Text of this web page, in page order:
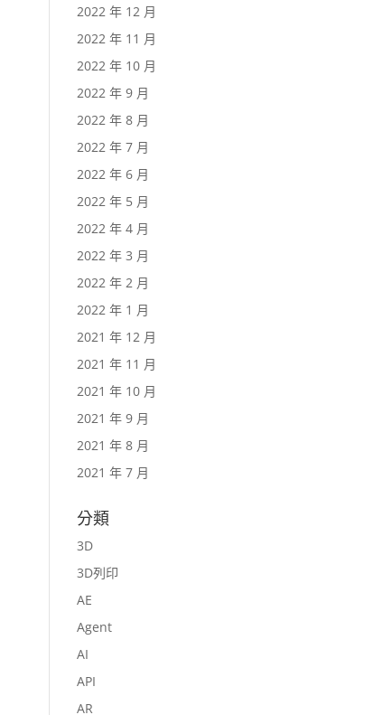
2022 年 12 月
2022 年 11 月
2022 年 10 月
2022 年 9 月
2022 年 8 月
2022 年 7 月
2022 年 6 月
2022 年 5 月
2022 年 4 月
2022 年 3 月
2022 年 2 月
2022 年 1 月
2021 年 12 月
2021 年 11 月
2021 年 10 月
2021 年 9 月
2021 年 8 月
2021 年 7 月
分類
3D
3D列印
AE
Agent
AI
API
AR